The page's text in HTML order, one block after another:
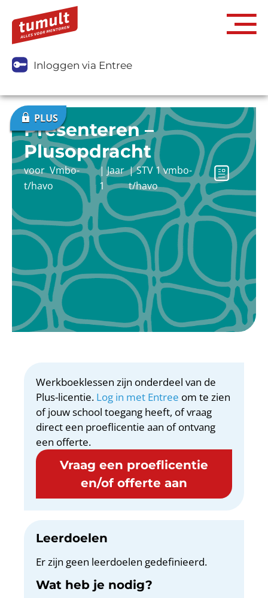
Inloggen via Entree
Presenteren –
Plusopdracht
voorVmbo-
t/havo
|Jaar
1
|STV 1 vmbo-
t/havo
Werkboeklessen zijn onderdeel van de
Plus-licentie. Log in met Entree om te zien
of jouw school toegang heeft, of vraag
direct een proeflicentie aan of ontvang
een offerte.
Vraag een proeflicentie
en/of offerte aan
Leerdoelen
Er zijn geen leerdoelen gedefinieerd.
Wat heb je nodig?